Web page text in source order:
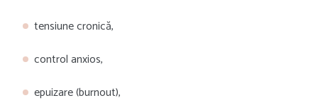
tensiune cronică,
control anxios,
epuizare (burnout),